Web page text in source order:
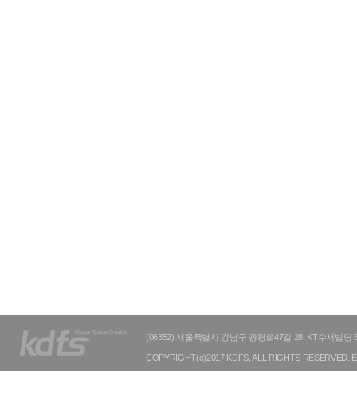
(06352) 서울특별시 강남구 광평로47길 28, KT수서빌딩
COPYRIGHT(c)2017 KDFS, ALL RIGHTS RESERVED.